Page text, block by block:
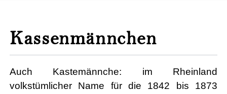
Kassenmännchen
Auch Kastemännche: im Rheinland
volkstümlicher Name für die 1842 bis 1873